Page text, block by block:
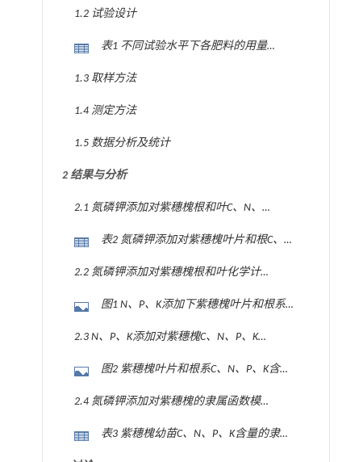
1.2 试验设计
表1 不同试验水平下各肥料的用量
different test levels (g·株-1)
1.3 取样方法
1.4 测定方法
1.5 数据分析及统计
2 结果与分析
2.1 氮磷钾添加对紫穗槐根和叶C、N、
P、K含量的影响
表2 氮磷钾添加对紫穗槐叶片和根C、
N、P、K含量的影响 (g·kg-1)
2.2 氮磷钾添加对紫穗槐根和叶化学计
量比的影响
图1 N、P、K添加下紫穗槐叶片和根系
C、N、P、K化学计量比的影响
2.3 N、P、K添加对紫穗槐C、N、P、K含
量相关性的影响
图2 紫穗槐叶片和根系C、N、P、K含量
与生态化学计量特征的相关性分析
2.4 氮磷钾添加对紫穗槐的隶属函数模
表3 紫穗槐幼苗C、N、P、K含量的隶属
函数值